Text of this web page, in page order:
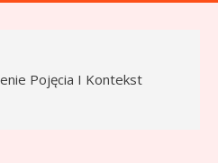
Pojęcia I Kontekst